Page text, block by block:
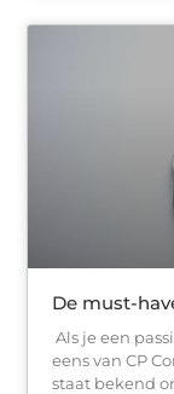
De must-
Als je een
eens van CP
staat bekend